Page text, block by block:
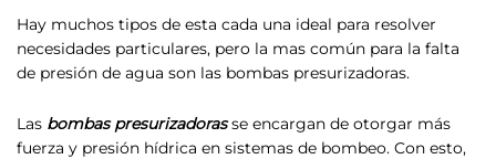
Hay muchos tipos de esta cada una ideal para resolver
necesidades particulares, pero la mas común para la falta
de presión de agua son las bombas presurizadoras.
Las bombas presurizadorasse encargan de otorgar más
fuerza y presión hídrica en sistemas de bombeo. Con esto,